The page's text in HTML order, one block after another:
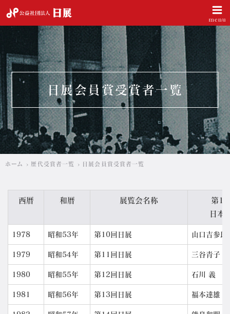
日展会員賞受賞者一覧
ホーム 歴代受賞者一覧 日展会員賞受賞者一覧
西暦 和暦 展覧会名称
第1
日本
1978 昭和53年 第10回日展 山口吉参郎
1979 昭和54年 第11回日展 三谷青子
1980 昭和55年 第12回日展 石川 義
1981 昭和56年 第13回日展 福本達雄